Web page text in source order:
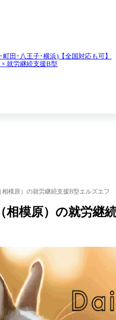
田･八王子･横浜)【全国対応も可】
就労継続支援B型
相模原）の就労継続支援B型エルズエフ
相模原）の就労継